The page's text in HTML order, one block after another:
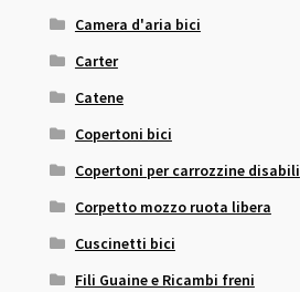
Camera d'aria bici
Carter
Catene
Copertoni bici
Copertoni per carrozzine disabili
Corpetto mozzo ruota libera
Cuscinetti bici
Fili Guaine e Ricambi freni